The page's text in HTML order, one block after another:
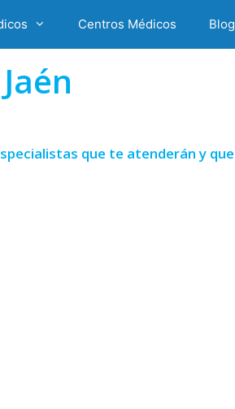
Centros Médicos Blog
que te atenderán y que